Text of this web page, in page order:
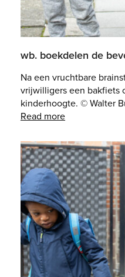
wb. boekdelen de
Na een vruchtbare
vrijwilligers een bakfiets
kinderhoogte. © Walter
Read more